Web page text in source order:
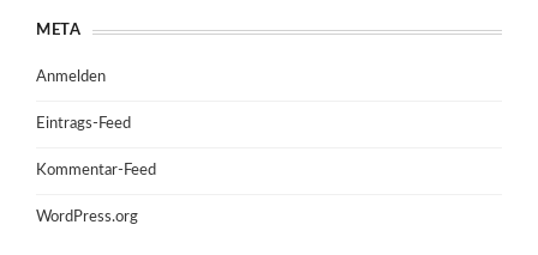
META
Anmelden
Eintrags-Feed
Kommentar-Feed
WordPress.org